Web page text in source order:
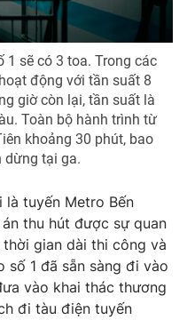
1 sẽ có 3 toa. Trong các
động với tần suất 8
giờ còn lại, tần suất là
Toàn bộ hành trình từ
khoảng 30 phút, bao
dừng tại ga.
là tuyến Metro Bến
thu hút được sự quan
gian dài thi công và
số 1 đã sẵn sàng đi vào
vào khai thác thương
đi tàu điện tuyến